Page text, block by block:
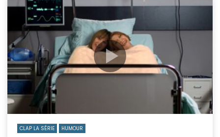
CLAP LA SÉRIE HUMOUR